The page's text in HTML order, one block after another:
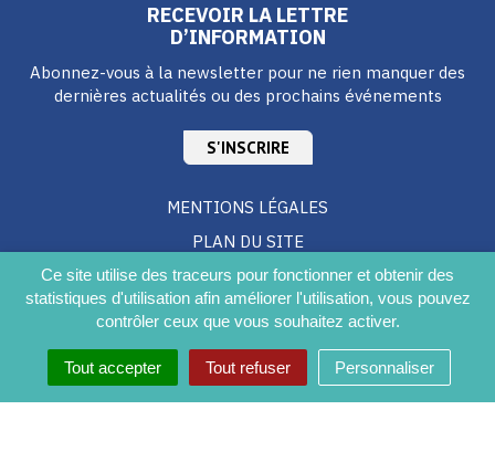
Ce site utilise des traceurs pour fonctionner et obtenir des
statistiques d'utilisation afin améliorer l'utilisation, vous pouvez
contrôler ceux que vous souhaitez activer.
Tout accepter Tout refuser Personnaliser
RECEVOIR LA LETTRE
D’INFORMATION
Abonnez-vous à la newsletter pour ne rien manquer des
dernières actualités ou des prochains événements
S'INSCRIRE
MENTIONS LÉGALES
PLAN DU SITE
CRÉDITS
ACCESSIBILITÉ DU SITE